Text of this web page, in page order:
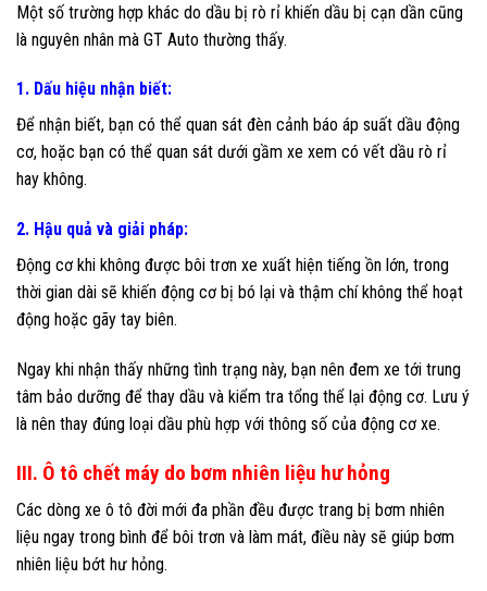
Một số trường hợp khác do dầu bị rò rỉ khiến dầu bị cạn dần cũng
là nguyên nhân mà GT Auto thường thấy.
1. Dấu hiệu nhận biết:
Để nhận biết, bạn có thể quan sát đèn cảnh báo áp suất dầu động
cơ, hoặc bạn có thể quan sát dưới gầm xe xem có vết dầu rò rỉ
hay không.
2. Hậu quả và giải pháp:
Động cơ khi không được bôi trơn xe xuất hiện tiếng ồn lớn, trong
thời gian dài sẽ khiến động cơ bị bó lại và thậm chí không thể hoạt
động hoặc gãy tay biên.
Ngay khi nhận thấy những tình trạng này, bạn nên đem xe tới trung
tâm bảo dưỡng để thay dầu và kiểm tra tổng thể lại động cơ. Lưu ý
là nên thay đúng loại dầu phù hợp với thông số của động cơ xe.
III. Ô tô chết máy do bơm nhiên liệu hư hỏng
Các dòng xe ô tô đời mới đa phần đều được trang bị bơm nhiên
liệu ngay trong bình để bôi trơn và làm mát, điều này sẽ giúp bơm
nhiên liệu bớt hư hỏng.